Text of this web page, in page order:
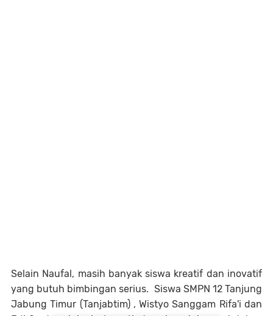
Selain Naufal, masih banyak siswa kreatif dan inovatif
yang butuh bimbingan serius. Siswa SMPN 12 Tanjung
Jabung Timur (Tanjabtim) , Wistyo Sanggam Rifa'i dan